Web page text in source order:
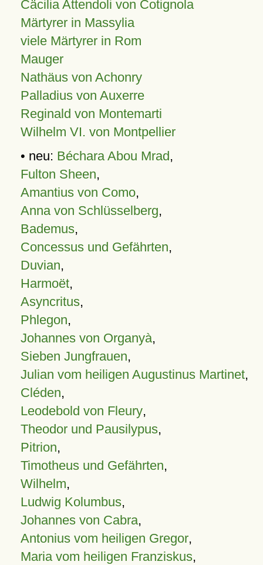
Cäcilia Attendoli von Cotignola
Märtyrer in Massylia
viele Märtyrer in Rom
Mauger
Nathäus von Achonry
Palladius von Auxerre
Reginald von Montemarti
Wilhelm VI. von Montpellier
• neu: Béchara Abou Mrad,
Fulton Sheen,
Amantius von Como,
Anna von Schlüsselberg,
Bademus,
Concessus und Gefährten,
Duvian,
Harmoët,
Asyncritus,
Phlegon,
Johannes von Organyà,
Sieben Jungfrauen,
Julian vom heiligen Augustinus Martinet,
Cléden,
Leodebold von Fleury,
Theodor und Pausilypus,
Pitrion,
Timotheus und Gefährten,
Wilhelm,
Ludwig Kolumbus,
Johannes von Cabra,
Antonius vom heiligen Gregor,
Maria vom heiligen Franziskus,